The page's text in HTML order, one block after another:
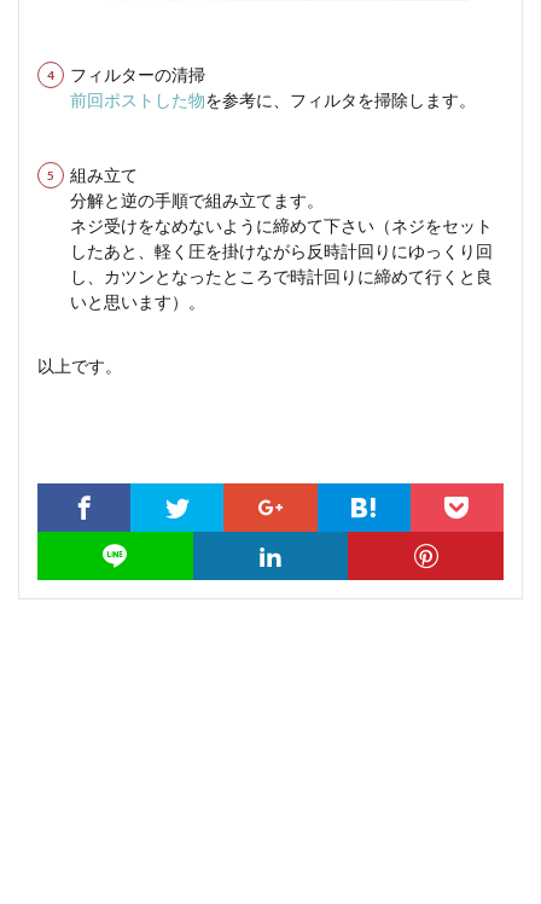
フィルターの清掃
前回ポストした物を参考に、フィルタを掃除します。
組み立て
分解と逆の手順で組み立てます。
ネジ受けをなめないように締めて下さい（ネジをセット
したあと、軽く圧を掛けながら反時計回りにゆっくり回
し、カツンとなったところで時計回りに締めて行くと良
いと思います）。
以上です。